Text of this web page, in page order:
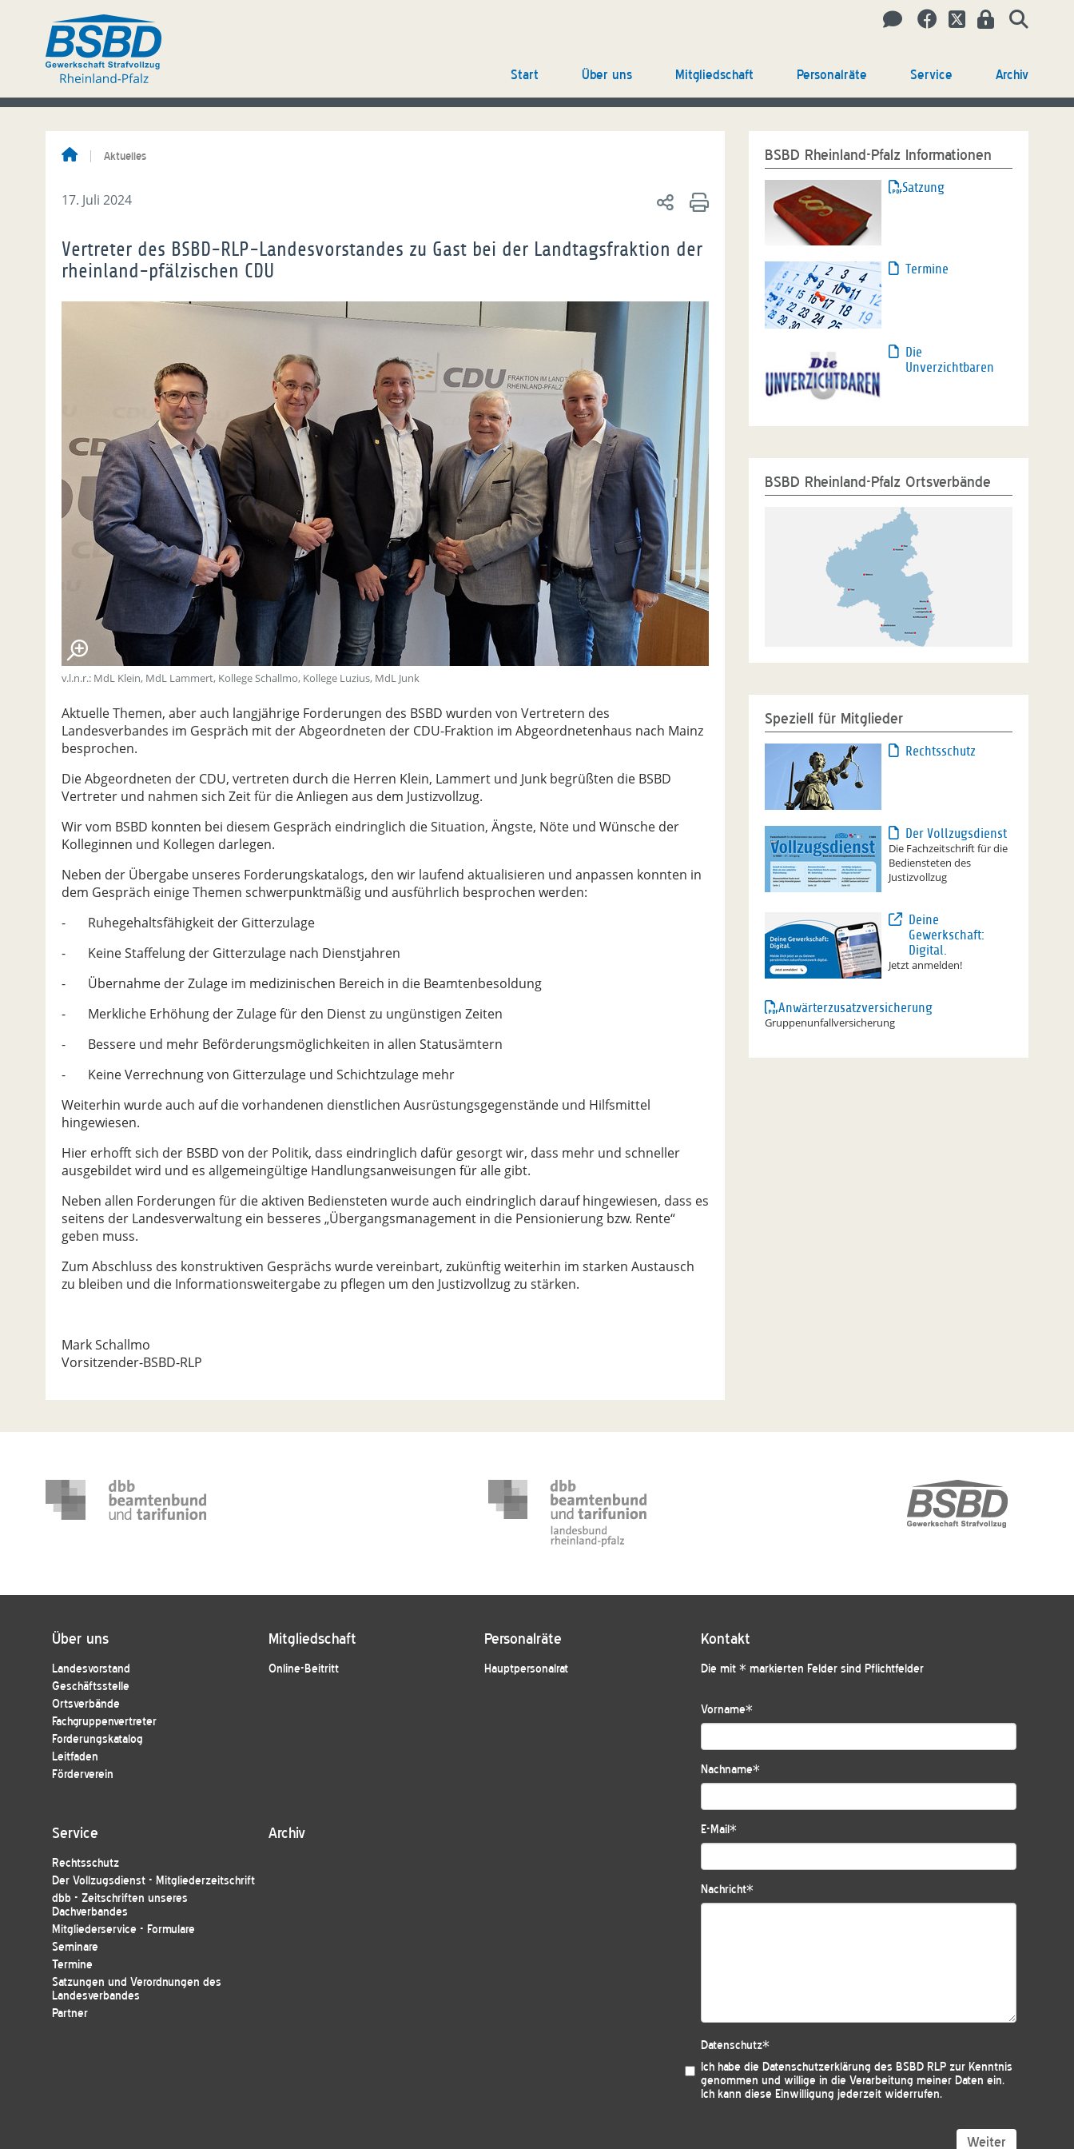
Start Über uns Mitgliedschaft Personalräte Service Archiv
Aktuelles
17. Juli 2024
Vertreter des BSBD-RLP-Landesvorstandes zu Gast bei der Landtagsfraktion der
rheinland-pfälzischen CDU
v.l.n.r.: MdL Klein, MdL Lammert, Kollege Schallmo, Kollege Luzius, MdL Junk
Aktuelle Themen, aber auch langjährige Forderungen des BSBD wurden von Vertretern des
Landesverbandes im Gespräch mit der Abgeordneten der CDU-Fraktion im Abgeordnetenhaus nach Mainz
besprochen.
Die Abgeordneten der CDU, vertreten durch die Herren Klein, Lammert und Junk begrüßten die BSBD
Vertreter und nahmen sich Zeit für die Anliegen aus dem Justizvollzug.
Wir vom BSBD konnten bei diesem Gespräch eindringlich die Situation, Ängste, Nöte und Wünsche der
Kolleginnen und Kollegen darlegen.
Neben der Übergabe unseres Forderungskatalogs, den wir laufend aktualisieren und anpassen konnten in
dem Gespräch einige Themen schwerpunktmäßig und ausführlich besprochen werden:
- Ruhegehaltsfähigkeit der Gitterzulage
- Keine Staffelung der Gitterzulage nach Dienstjahren
- Übernahme der Zulage im medizinischen Bereich in die Beamtenbesoldung
- Merkliche Erhöhung der Zulage für den Dienst zu ungünstigen Zeiten
- Bessere und mehr Beförderungsmöglichkeiten in allen Statusämtern
- Keine Verrechnung von Gitterzulage und Schichtzulage mehr
Weiterhin wurde auch auf die vorhandenen dienstlichen Ausrüstungsgegenstände und Hilfsmittel
hingewiesen.
Hier erhofft sich der BSBD von der Politik, dass eindringlich dafür gesorgt wir, dass mehr und schneller
ausgebildet wird und es allgemeingültige Handlungsanweisungen für alle gibt.
Neben allen Forderungen für die aktiven Bediensteten wurde auch eindringlich darauf hingewiesen, dass es
seitens der Landesverwaltung ein besseres „Übergangsmanagement in die Pensionierung bzw. Rente“
geben muss.
Zum Abschluss des konstruktiven Gesprächs wurde vereinbart, zukünftig weiterhin im starken Austausch
zu bleiben und die Informationsweitergabe zu pflegen um den Justizvollzug zu stärken.
Mark Schallmo
Vorsitzender-BSBD-RLP
BSBD Rheinland-Pfalz Informationen
Satzung
Termine
Die
Unverzichtbaren
BSBD Rheinland-Pfalz Ortsverbände
Speziell für Mitglieder
Rechtsschutz
Der Vollzugsdienst
Die Fachzeitschrift für die
Bediensteten des
Justizvollzug
Deine
Gewerkschaft:
Digital.
Jetzt anmelden!
Anwärterzusatzversicherung
Gruppenunfallversicherung
Über uns
Landesvorstand
Geschäftsstelle
Ortsverbände
Fachgruppenvertreter
Forderungskatalog
Leitfaden
Förderverein
Mitgliedschaft
Online-Beitritt
Personalräte
Hauptpersonalrat
Service
Rechtsschutz
Der Vollzugsdienst - Mitgliederzeitschrift
dbb - Zeitschriften unseres
Dachverbandes
Mitgliederservice - Formulare
Seminare
Termine
Satzungen und Verordnungen des
Landesverbandes
Partner
Archiv
Kontakt
Die mit * markierten Felder sind Pflichtfelder
Vorname*
Nachname*
E-Mail*
Nachricht*
Datenschutz*
Ich habe die Datenschutzerklärung des BSBD RLP zur Kenntnis
genommen und willige in die Verarbeitung meiner Daten ein.
Ich kann diese Einwilligung jederzeit widerrufen.
Weiter